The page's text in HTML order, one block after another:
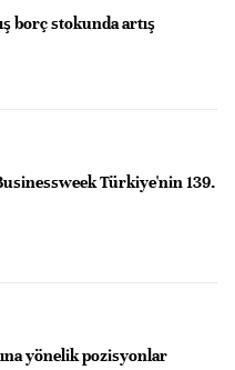
borç stokunda artış
Türkiye'nin 139.
yönelik pozisyonlar